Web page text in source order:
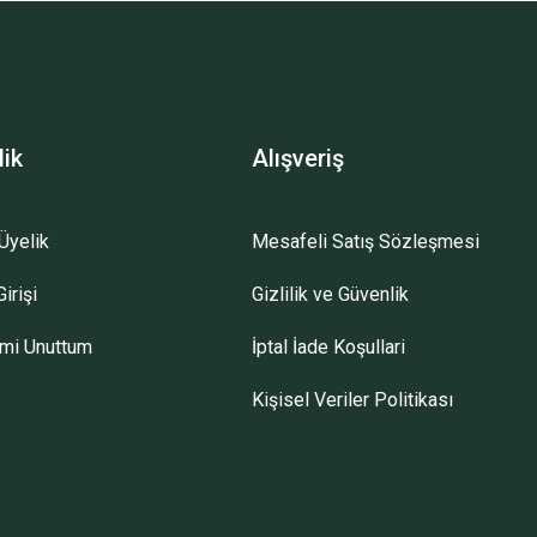
Unuttum
Alışveriş
Mesafeli Satış Sözleşmesi
Gizlilik ve Güvenlik
İptal İade Koşullari
Kişisel Veriler Politikası